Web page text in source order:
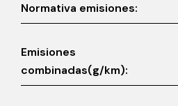
Normativa emisiones:
Emisiones
combinadas(g/km):